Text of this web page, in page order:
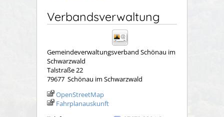
Verbandsverwaltung
Gemeindeverwaltungsverband Schönau im
Schwarzwald
Talstraße 22
79677 Schönau im Schwarzwald
OpenStreetMap
Fahrplanauskunft